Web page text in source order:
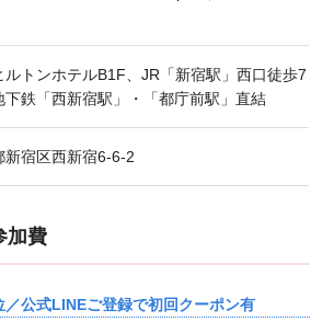
ルトンホテルB1F、JR「新宿駅」西口徒歩7
下鉄「西新宿駅」・「都庁前駅」直結
新宿区西新宿6-6-2
加費
／公式LINEご登録で初回クーポン有